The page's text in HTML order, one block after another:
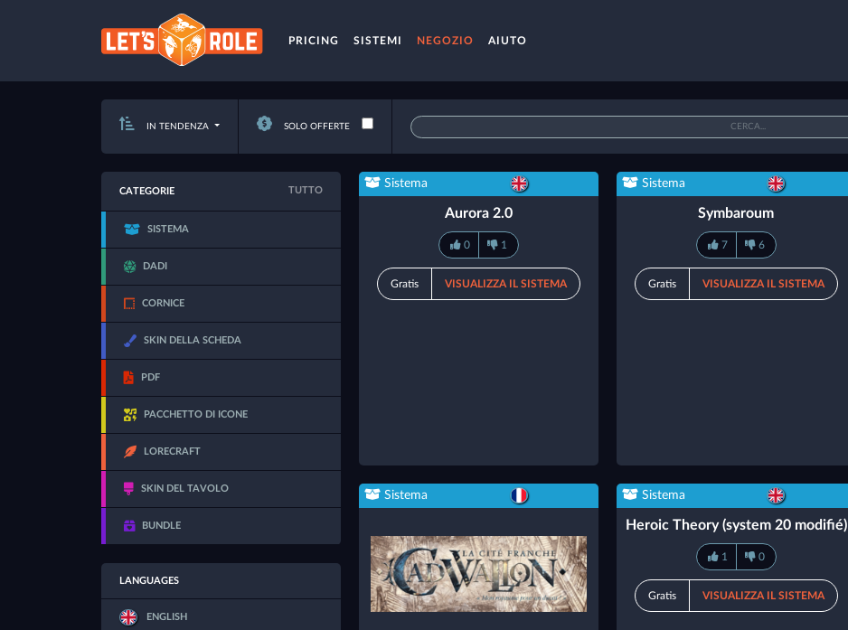
PRICING SISTEMI NEGOZIO AIUTO
IN TENDENZA SOLO OFFERTE
CATEGORIE TUTTO
SISTEMA
DADI
CORNICE
SKIN DELLA SCHEDA
PDF
PACCHETTO DI ICONE
LORECRAFT
SKIN DEL TAVOLO
BUNDLE
LANGUAGES
ENGLISH
Sistema
Aurora 2.0
0 1
Gratis VISUALIZZA IL SISTEMA
Sistema
Symbaroum
7 6
Gratis VISUALIZZA IL SISTEMA
Sistema Sistema
Heroic Theory (system 20 modifié)
1 0
Gratis VISUALIZZA IL SISTEMA